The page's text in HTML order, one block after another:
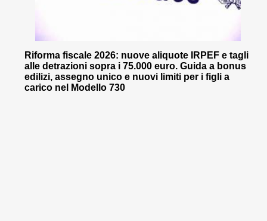
Riforma fiscale 2026: nuove aliquote IRPEF e tagli
alle detrazioni sopra i 75.000 euro. Guida a bonus
edilizi, assegno unico e nuovi limiti per i figli a
carico nel Modello 730